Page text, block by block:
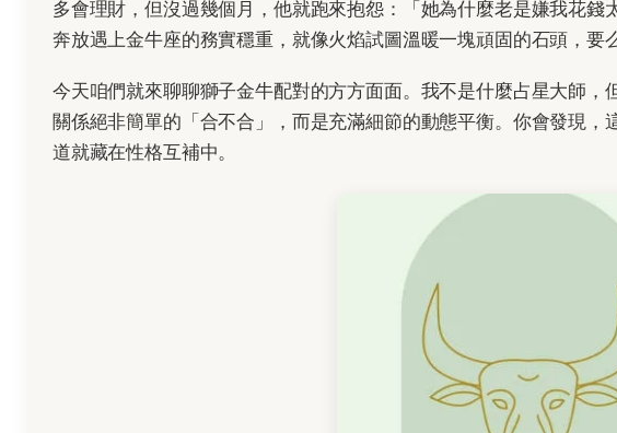
多會理財，但沒過幾個月，他就跑來抱怨：「她為什麼老是嫌我花
奔放遇上金牛座的務實穩重，就像火焰試圖溫暖一塊頑固的石頭，要
今天咱們就來聊聊獅子金牛配對的方方面面。我不是什麼占星大師
關係絕非簡單的「合不合」，而是充滿細節的動態平衡。你會發現
道就藏在性格互補中。